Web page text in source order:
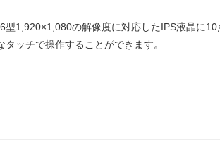
型1,920×1,080の解像度に対応したIPS液晶に
タッチで操作することができます。